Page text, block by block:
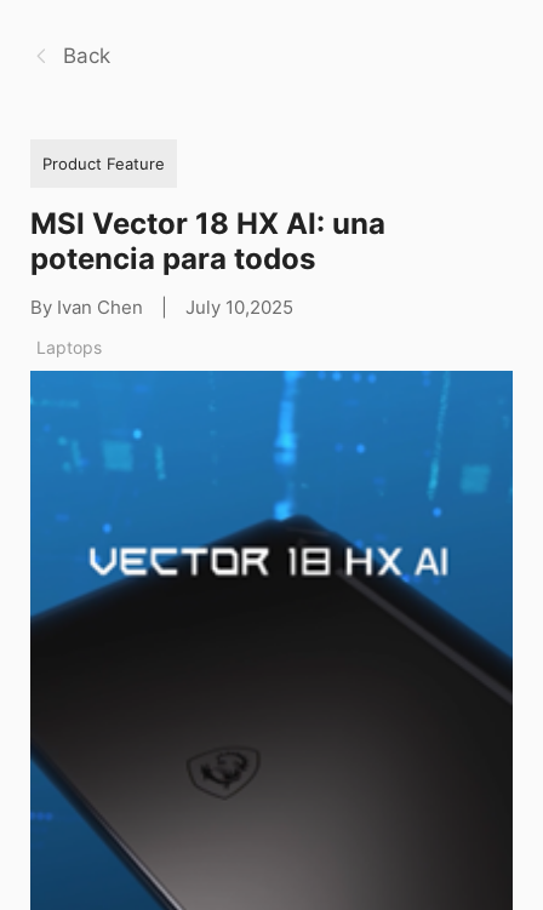
Back
Product Feature
MSI Vector 18 HX AI: una
potencia para todos
By Ivan Chen July 10,2025
Laptops